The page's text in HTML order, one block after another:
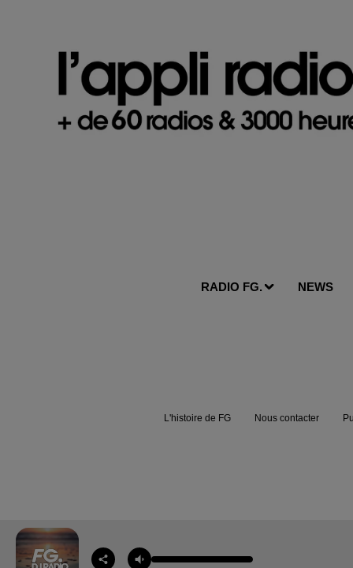
RADIO FG. NEWS
L'histoire de FG Nous contacter